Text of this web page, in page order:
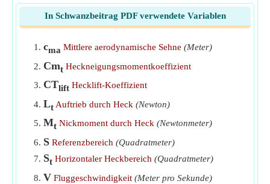
Heckneigungsmomentkoeffizient bei gegebener
Heckeffizienz
​Gehen
Heckneigungsmomentkoeffizient für gegebenes
Heckvolumenverhältnis
Hecknickmoment bei gegebenem Auftriebskoeffizienten
Hecknickmoment bei gegebenem Momentenkoeffizienten
Horizontaler Schwanzbereich für gegebenes
In Schwanzbeitrag PDF verwendete Variablen
cma Mittlere aerodynamische Sehne (Meter)
Cmt Heckneigungsmomentkoeffizient
CTlift Hecklift-Koeffizient
Lt Auftrieb durch Heck (Newton)
Mt Nickmoment durch Heck (Newtonmeter)
S Referenzbereich (Quadratmeter)
St Horizontaler Heckbereich (Quadratmeter)
V Fluggeschwindigkeit (Meter pro Sekunde)